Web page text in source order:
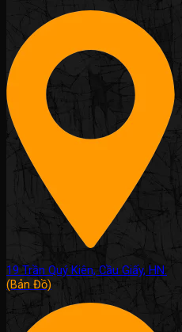
19 Trần Quý Kiên, Cầu Giấy, HN.
(Bản Đồ)